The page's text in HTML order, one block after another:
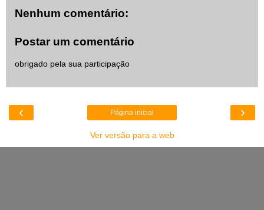
Nenhum comentário:
Postar um comentário
obrigado pela sua participação
‹ ›
Página inicial
Ver versão para a web